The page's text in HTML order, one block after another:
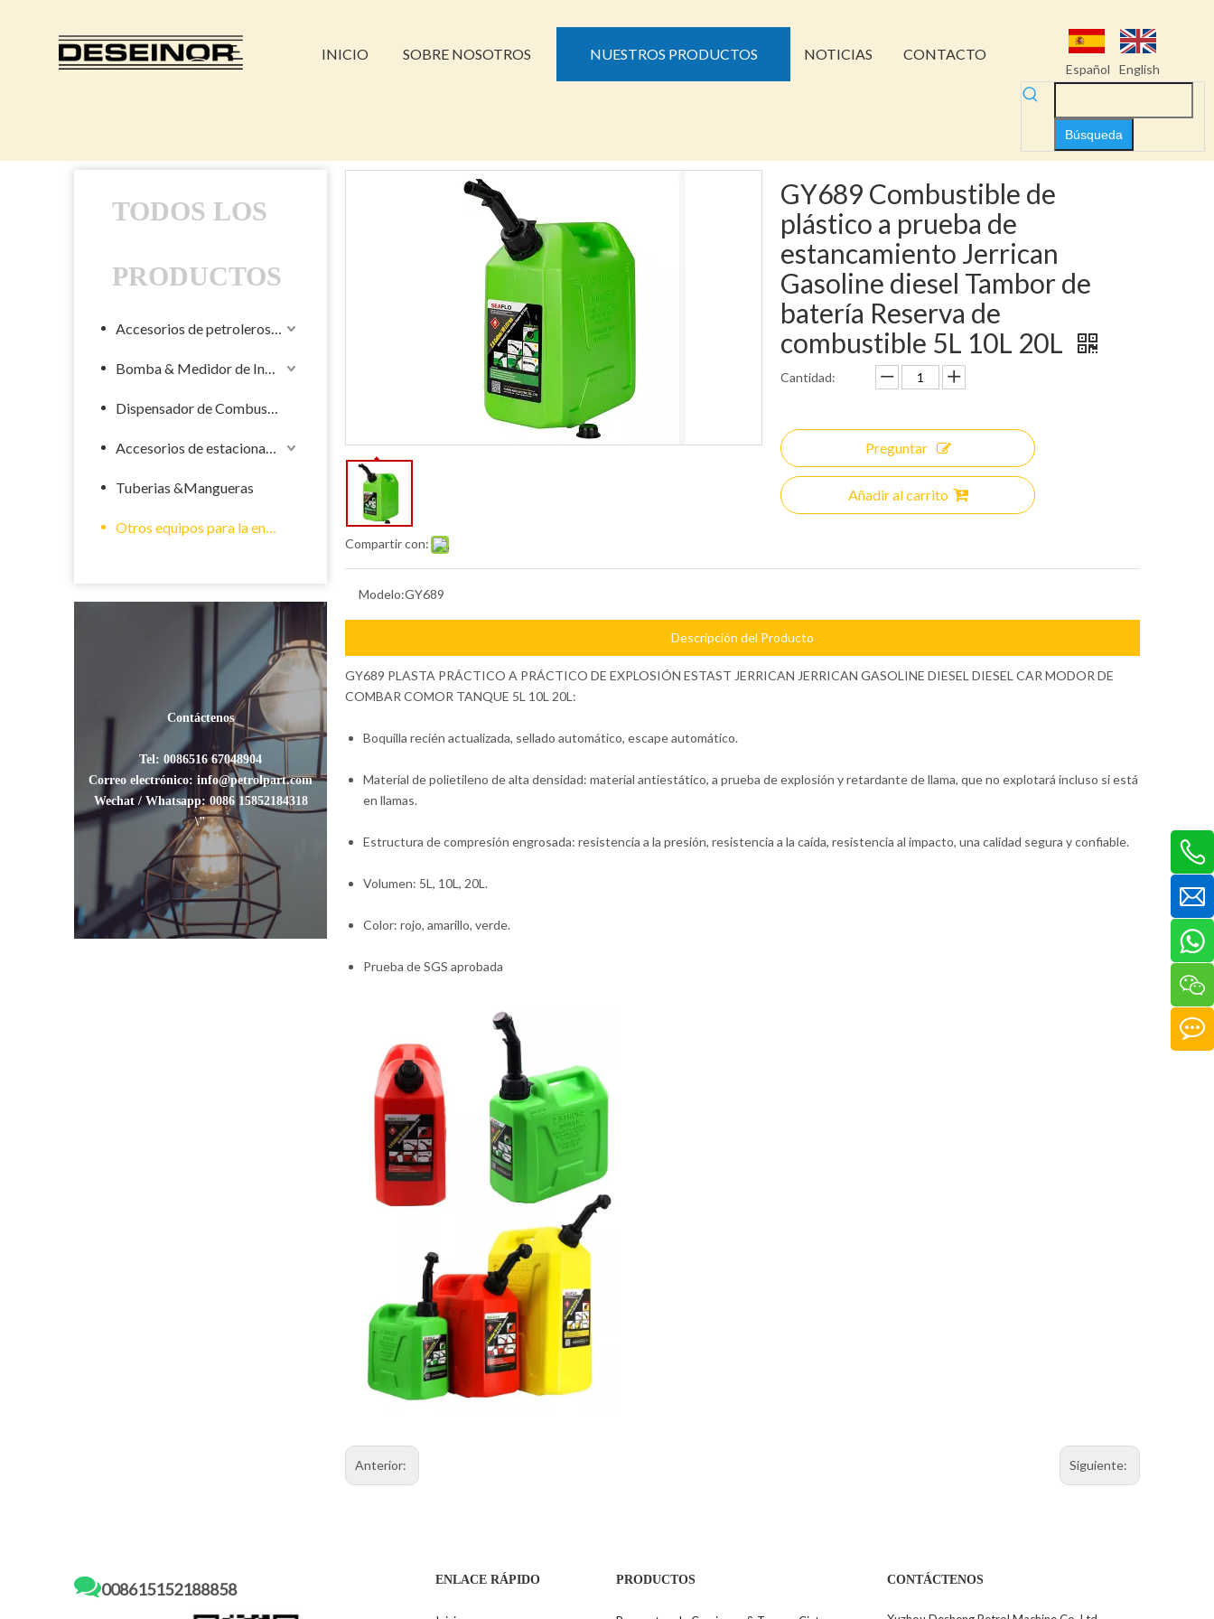
INICIO SOBRE NOSOTROS NUESTROS PRODUCTOS NOTICIAS CONTACTO
Español English
Búsqueda
TODOS LOS
PRODUCTOS
Accesorios de petroleros líquidos
Bomba & Medidor de Industrial
Dispensador de Combustible
Accesorios de estacionamiento de llenado
Tuberias &Mangueras
Otros equipos para la energía
Contáctenos
Tel: 0086516 67048904
Correo electrónico: info@petrolpart.com
Wechat / Whatsapp: 0086 15852184318
\"
Compartir con:
GY689 Combustible de
plástico a prueba de
estancamiento Jerrican
Gasoline diesel Tambor de
batería Reserva de
combustible 5L 10L 20L
Cantidad:
Preguntar
Añadir al carrito
Modelo:GY689
Descripción del Producto
GY689 PLASTA PRÁCTICO A PRÁCTICO DE EXPLOSIÓN ESTAST JERRICAN JERRICAN GASOLINE DIESEL DIESEL CAR MODOR DE
COMBAR COMOR TANQUE 5L 10L 20L:
Boquilla recién actualizada, sellado automático, escape automático.
Material de polietileno de alta densidad: material antiestático, a prueba de explosión y retardante de llama, que no explotará incluso si está
en llamas.
Estructura de compresión engrosada: resistencia a la presión, resistencia a la caída, resistencia al impacto, una calidad segura y confiable.
Volumen: 5L, 10L, 20L.
Color: rojo, amarillo, verde.
Prueba de SGS aprobada
Anterior: Siguiente:
008615152188858 ENLACE RÁPIDO PRODUCTOS CONTÁCTENOS